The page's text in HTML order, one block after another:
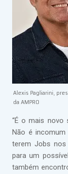
Alexis Pagliarini,
da AMPRO
“É o mais novo
Não é incomum
terem Jobs nos
para um
também